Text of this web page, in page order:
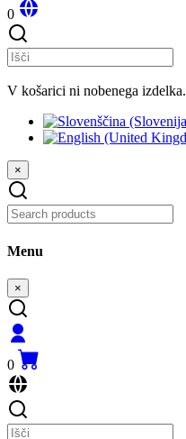
0
V košarici ni nobenega izdelka.
×
Menu
×
0